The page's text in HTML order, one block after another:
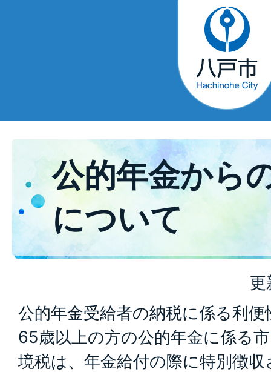
公的年金から
について
更
公的年金受給者の納税に係る利
65歳以上の方の公的年金に係る
境税は、年金給付の際に特別徴